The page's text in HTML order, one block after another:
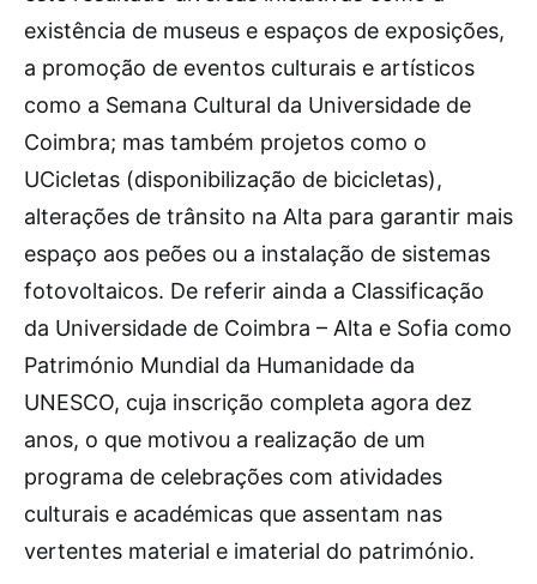
existência de museus e espaços de exposições,
a promoção de eventos culturais e artísticos
como a Semana Cultural da Universidade de
Coimbra; mas também projetos como o
UCicletas (disponibilização de bicicletas),
alterações de trânsito na Alta para garantir mais
espaço aos peões ou a instalação de sistemas
fotovoltaicos. De referir ainda a Classificação
da Universidade de Coimbra – Alta e Sofia como
Património Mundial da Humanidade da
UNESCO, cuja inscrição completa agora dez
anos, o que motivou a realização de um
programa de celebrações com atividades
culturais e académicas que assentam nas
vertentes material e imaterial do património.